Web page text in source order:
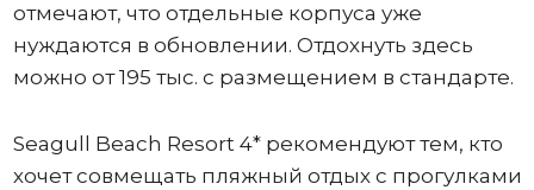
отмечают, что отдельные корпуса уже
нуждаются в обновлении. Отдохнуть здесь
можно от 195 тыс. с размещением в стандарте.
Seagull Beach Resort 4* рекомендуют тем, кто
хочет совмещать пляжный отдых с прогулками